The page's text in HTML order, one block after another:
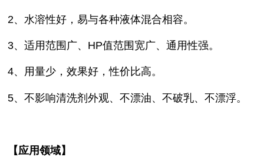
2、水溶性好，易与各种液体混合相容。
3、适用范围广、HP值范围宽广、通用性强。
4、用量少，效果好，性价比高。
5、不影响清洗剂外观、不漂油、不破乳、不漂浮。
【应用领域】